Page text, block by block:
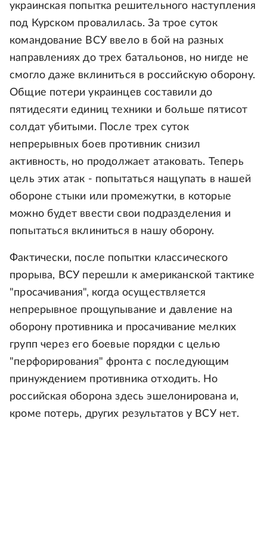
украинская попытка решительного наступления
под Курском провалилась. За трое суток
командование ВСУ ввело в бой на разных
направлениях до трех батальонов, но нигде не
смогло даже вклиниться в российскую оборону.
Общие потери украинцев составили до
пятидесяти единиц техники и больше пятисот
солдат убитыми. После трех суток
непрерывных боев противник снизил
активность, но продолжает атаковать. Теперь
цель этих атак - попытаться нащупать в нашей
обороне стыки или промежутки, в которые
можно будет ввести свои подразделения и
попытаться вклиниться в нашу оборону.
Фактически, после попытки классического
прорыва, ВСУ перешли к американской тактике
"просачивания", когда осуществляется
непрерывное прощупывание и давление на
оборону противника и просачивание мелких
групп через его боевые порядки с целью
"перфорирования" фронта с последующим
принуждением противника отходить. Но
российская оборона здесь эшелонирована и,
кроме потерь, других результатов у ВСУ нет.